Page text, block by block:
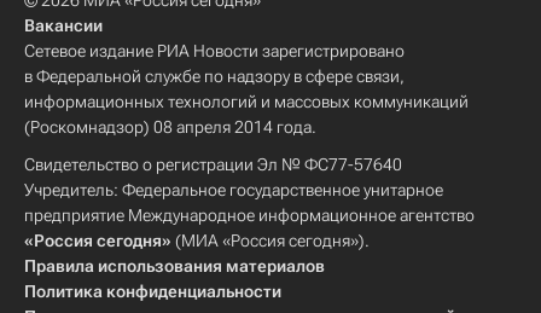
Вакансии
Сетевое издание РИА Новости зарегистрировано
в Федеральной службе по надзору в сфере связи,
информационных технологий и массовых коммуникаций
(Роскомнадзор) 08 апреля 2014 года.
Свидетельство о регистрации Эл № ФС77-57640
Учредитель: Федеральное государственное унитарное
предприятие Международное информационное агентство
«Россия сегодня» (МИА «Россия сегодня»).
Правила использования материалов
Политика конфиденциальности